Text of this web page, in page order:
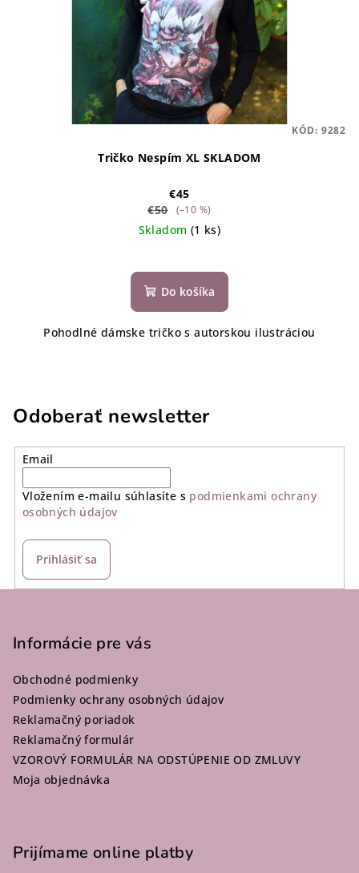
Tričko Nespím XL SKLADOM
€45
€50
(–10 %)
Skladom (1 ks)
Do košíka
Pohodlné dámske tričko s autorskou ilustráciou
KÓD: 9282
Odoberať newsletter
Email
Vložením e-mailu súhlasíte s podmienkami ochrany
osobných údajov
Prihlásiť sa
Informácie pre vás
Obchodné podmienky
Podmienky ochrany osobných údajov
Reklamačný poriadok
Reklamačný formulár
VZOROVÝ FORMULÁR NA ODSTÚPENIE OD ZMLUVY
Moja objednávka
Prijímame online platby